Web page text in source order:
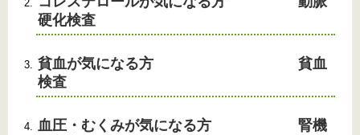
硬化検査
貧血が気になる方 貧血
検査
血圧・むくみが気になる方 腎機